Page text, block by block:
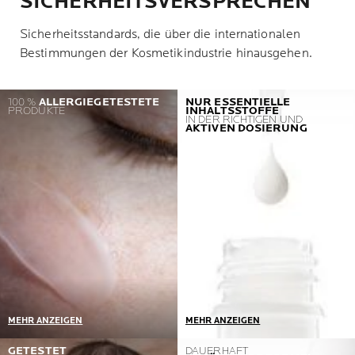
Sicherheitsstandards, die über die internationalen
Bestimmungen der Kosmetikindustrie hinausgehen.
100 % ALLERGIEGETESTETE
PRODUKTE
MEHR ANZEIGEN
Eine Herausforderung =
NUR ESSENTIELLE
INHALTSSTOFFE
IN DER RICHTIGEN UND
AKTIVEN DOSIERUNG
MEHR ANZEIGEN
Unser in Zusammenarbeit
GETESTET DAUERHAFT